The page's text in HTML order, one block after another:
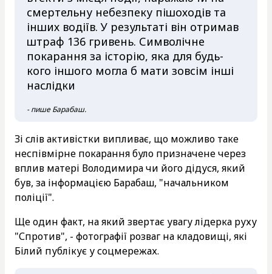
смертельну небезпеку пішоходів та
інших водіїв. У результаті він отримав
штраф 136 гривень. Символічне
покарання за історію, яка для будь-
кого іншого могла б мати зовсім інші
наслідки
- пише Барабаш.
Зі слів активістки випливає, що можливо таке
неспівмірне покарання було призначене через
вплив матері Володимира чи його дідуся, який
був, за інформацією Барабаш, "начальником
поліції".
Ще один факт, на який звертає увагу лідерка руху
"Спротив", - фотографії розваг на кладовищі, які
Білий публікує у соцмережах.